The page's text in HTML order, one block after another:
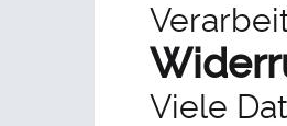
Viele